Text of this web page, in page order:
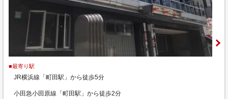
■最寄り駅
JR横浜線「町田駅」から徒歩5分
小田急小田原線「町田駅」から徒歩2分